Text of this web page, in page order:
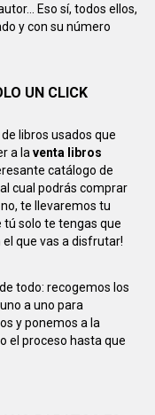
Eso sí, todos ellos,
y con su número
UN CLICK
libros usados que
a laventa libros
catálogo de
cual podrás comprar
te llevaremos tu
tú solo te tengas que
que vas a disfrutar!
todo: recogemos los
a uno para
y ponemos a la
el proceso hasta que